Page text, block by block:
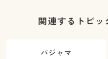
関連するトピ
パジャマ